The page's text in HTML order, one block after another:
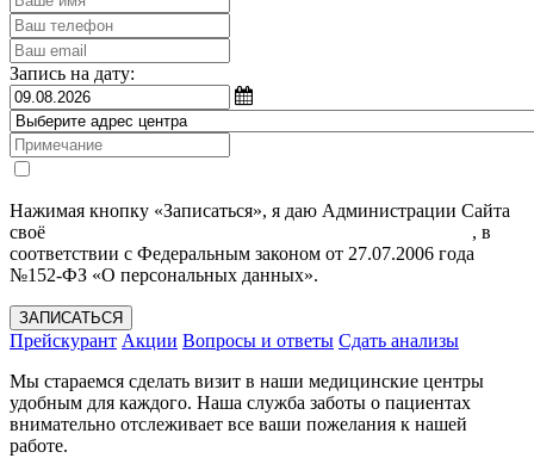
Запись на дату:
Нажимая кнопку «Записаться», я даю Администрации Сайта
своё
, в
соответствии с Федеральным законом от 27.07.2006 года
№152-ФЗ «О персональных данных».
ЗАПИСАТЬСЯ
Прейскурант Акции Вопросы и ответы Сдать анализы
Мы стараемся сделать визит в наши медицинские центры
удобным для каждого. Наша служба заботы о пациентах
внимательно отслеживает все ваши пожелания к нашей
работе.